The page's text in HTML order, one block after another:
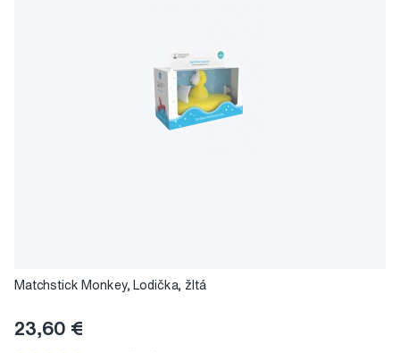
Matchstick Monkey, Lodička, žltá
23,60 €